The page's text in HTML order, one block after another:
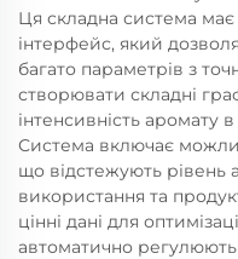
Ця складна система
інтерфейс, який
багато параметрів з
створювати складні
інтенсивність аромату
Система включає
що відстежують рівень
використання та
цінні дані для
автоматично регулюють